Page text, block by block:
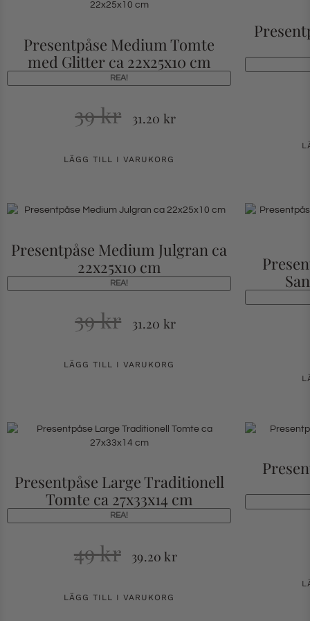
Presentpåse Medium Tomte
med Glitter ca 22x25x10 cm
REA!
39kr 31.20 kr
LÄGG TILL I VARUKORG
Presentpåse Medium Julgran ca
22x25x10 cm
REA!
39kr 31.20 kr
LÄGG TILL I VARUKORG
Presentpåse Large Traditionell
Tomte ca 27x33x14 cm
REA!
49kr 39.20kr
LÄGG TILL I VARUKORG